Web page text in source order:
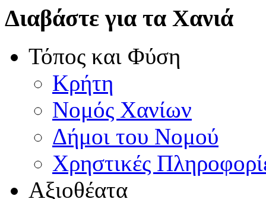
Διαβάστε για τα Χανιά
Τόπος και Φύση
Κρήτη
Νομός Χανίων
Δήμοι του Νομού
Χρηστικές
Αξιοθέατα